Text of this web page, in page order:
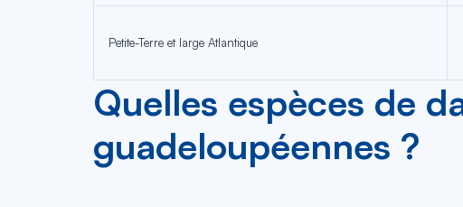
Petite-Terre et large Atlantique
Quelles espèces de
guadeloupéennes ?